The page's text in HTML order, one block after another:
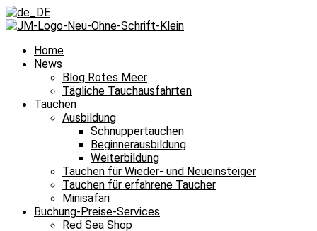
Home
News
Blog Rotes Meer
Tägliche Tauchausfahrten
Tauchen
Ausbildung
Schnuppertauchen
Beginnerausbildung
Weiterbildung
Tauchen für Wieder- und Neueinsteiger
Tauchen für erfahrene Taucher
Minisafari
Buchung-Preise-Services
Red Sea Shop